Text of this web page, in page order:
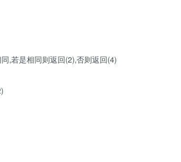
,若是相同则返回(2),否则返回(4)